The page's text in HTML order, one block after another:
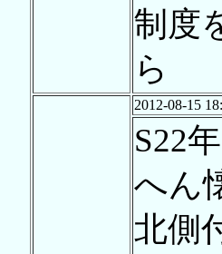
制度
ら
2012-08-15
S22
へん
北側